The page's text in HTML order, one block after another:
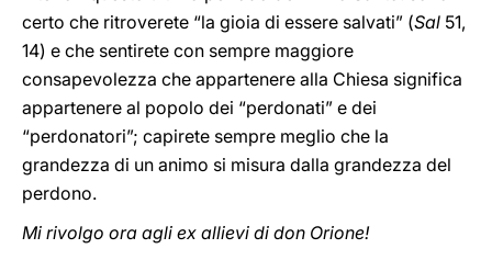
certo che ritroverete “la gioia di essere salvati” (Sal 51,
14) e che sentirete con sempre maggiore
consapevolezza che appartenere alla Chiesa significa
appartenere al popolo dei “perdonati” e dei
“perdonatori”; capirete sempre meglio che la
grandezza di un animo si misura dalla grandezza del
perdono.
Mi rivolgo ora agli ex allievi di don Orione!